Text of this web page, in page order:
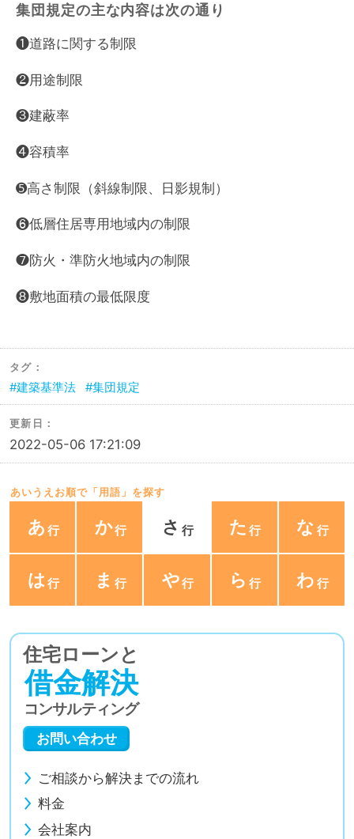
集団規定の主な内容は次の通り
❶道路に関する制限
❷用途制限
❸建蔽率
❹容積率
➎高さ制限（斜線制限、日影規制）
❻低層住居専用地域内の制限
❼防火・準防火地域内の制限
❽敷地面積の最低限度
タグ：
建築基準法 集団規定
更新日：
2022-05-06 17:21:09
あいうえお順で「用語」を探す
あ か さ た な
は ま や ら わ
住宅ローンと
借金解決
コンサルティング
お問い合わせ
ご相談から解決までの流れ
料金
会社案内